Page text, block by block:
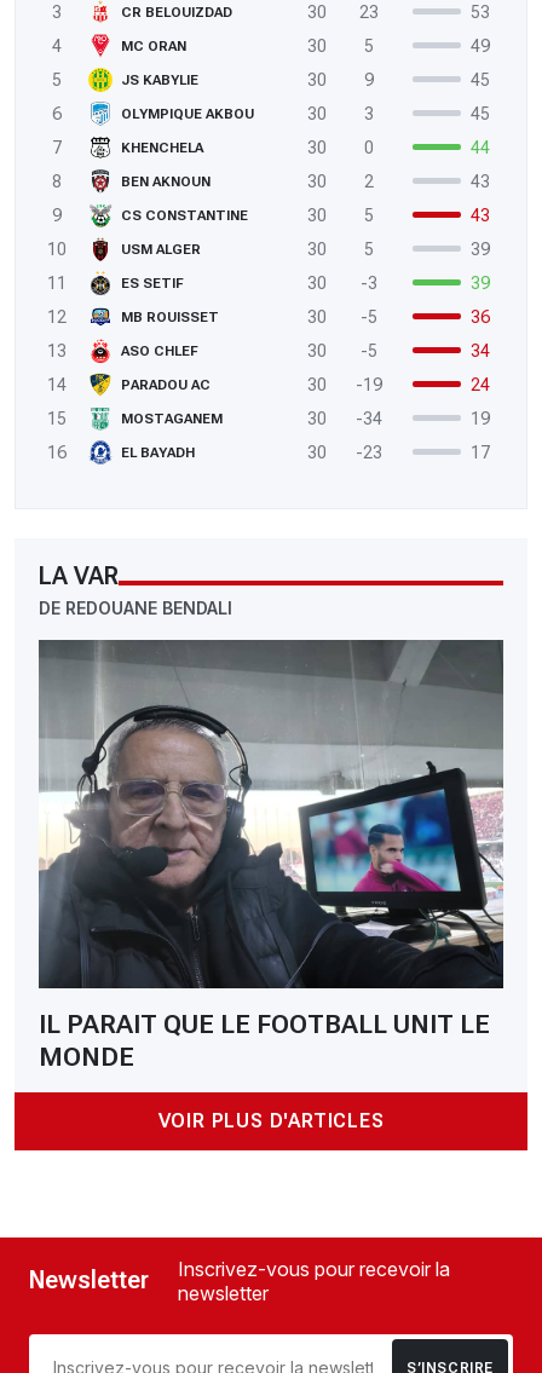
3
CR BELOUIZDAD 30 23
53
4
MC ORAN 30 5
49
5
JS KABYLIE 30 9
45
6
OLYMPIQUE AKBOU 30 3
45
7
KHENCHELA 30 0
44
8
BEN AKNOUN 30 2
43
9
CS CONSTANTINE 30 5
43
10
USM ALGER 30 5
39
11
ES SETIF 30 -3
39
12
MB ROUISSET 30 -5
36
13
ASO CHLEF 30 -5
34
14
PARADOU AC 30 -19
24
15
MOSTAGANEM 30 -34
19
16
EL BAYADH 30 -23 17
LA VAR
DE REDOUANE BENDALI
IL PARAIT QUE LE FOOTBALL UNIT LE
MONDE
VOIR PLUS D'ARTICLES
Newsletter
Inscrivez-vous pour recevoir la
newsletter
S’INSCRIRE